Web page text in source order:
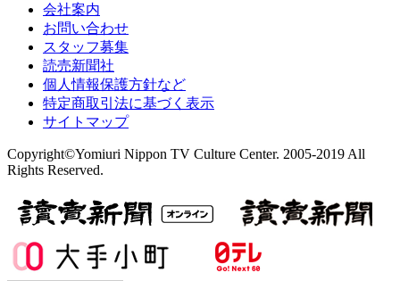
会社案内
お問い合わせ
スタッフ募集
読売新聞社
個人情報保護方針など
特定商取引法に基づく表示
サイトマップ
Copyright©Yomiuri Nippon TV Culture Center. 2005-2019 All
Rights Reserved.